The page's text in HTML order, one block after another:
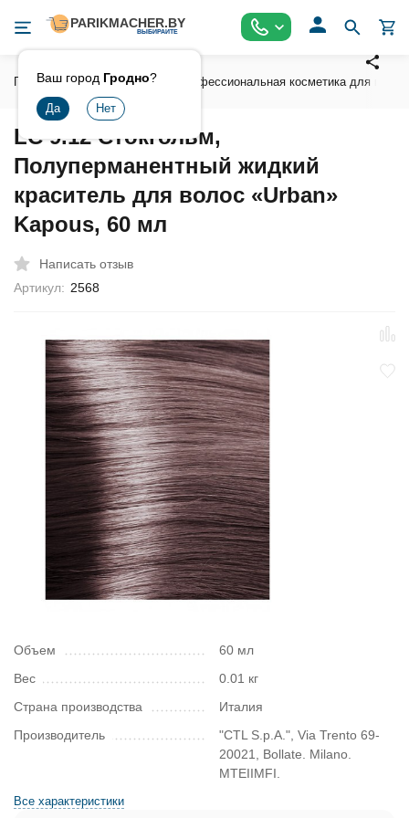
Ваш город Гродно?
Главная Косметика Профессиональная косметика для волос
LC 9.12 Стокгольм,
Полуперманентный жидкий
краситель для волос «Urban»
Kapous, 60 мл
Написать отзыв
Артикул: 2568
Объем
60 мл
Вес
0.01 кг
Страна производства
Италия
Производитель
"CTL S.p.A.", Via Trento 69-
20021, Bollate. Milano.
MTEIIMFI.
Все характеристики